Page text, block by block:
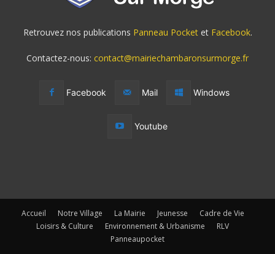
Retrouvez nos publications Panneau Pocketet Facebook.
Contactez-nous: contact@mairiechambaronsurmorge.fr
Facebook Mail Windows
Youtube
Accueil Notre Village La Mairie Jeunesse
Cadre de Vie
Loisirs & Culture
Environnement & Urbanisme
RLV
Panneaupocket